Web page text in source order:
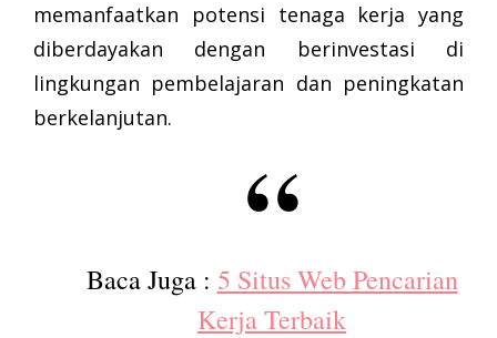
memanfaatkan potensi tenaga kerja yang
diberdayakan dengan berinvestasi di
lingkungan pembelajaran dan peningkatan
berkelanjutan.
Baca Juga : 5 Situs Web Pencarian
Kerja Terbaik